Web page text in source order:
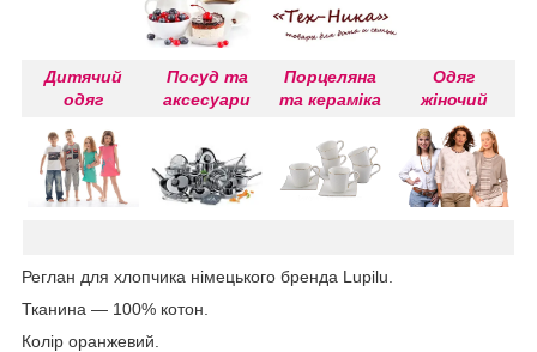
Дитячий
одяг
Посуд та
аксесуари
Порцеляна
та кераміка
Одяг
жіночий
Реглан для хлопчика німецького бренда Lupilu.
Тканина — 100% котон.
Колір оранжевий.